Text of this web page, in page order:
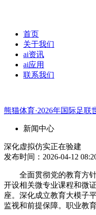
首页
关于我们
ai资讯
ai应用
联系我们
熊猫体育·2026年国际足联
新闻中心
深化虚拟仿实正在验建
发布时间：2026-04-12
全面贯彻党的教育方针
开设相关微专业课程和微
座。深化成立教育大模子
监视和前提保障。职业教